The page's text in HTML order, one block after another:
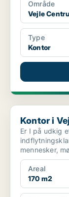
Område
Vejle
Type
Kontor
Kontor i Vejle
Kontor i
Er I på udkig
mennesker, møder og
bare er
Areal
170 m2